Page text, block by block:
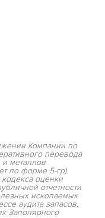
Компании по
перевода
и металлов
по форме 5-гр).
оценки
отчетности
ископаемых
аудита запасов,
Заполярного